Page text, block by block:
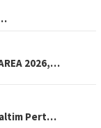
2026,…
Pert…